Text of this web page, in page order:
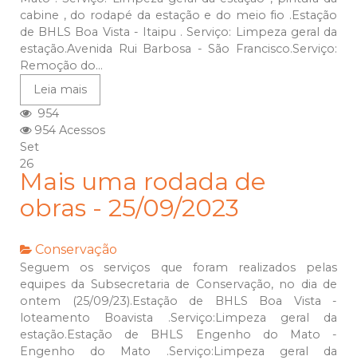
cabine , do rodapé da estação e do meio fio .Estação
de BHLS Boa Vista - Itaipu . Serviço: Limpeza geral da
estação.Avenida Rui Barbosa - São Francisco.Serviço:
Remoção do...
Leia mais
954
954 Acessos
Set
26
Mais uma rodada de
obras - 25/09/2023
Conservação
Seguem os serviços que foram realizados pelas
equipes da Subsecretaria de Conservação, no dia de
ontem (25/09/23).Estação de BHLS Boa Vista -
loteamento Boavista .Serviço:Limpeza geral da
estação.Estação de BHLS Engenho do Mato -
Engenho do Mato .Serviço:Limpeza geral da